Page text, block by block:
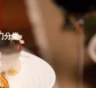
分类